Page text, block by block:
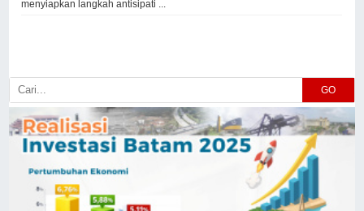
menyiapkan langkah antisipati ...
GO